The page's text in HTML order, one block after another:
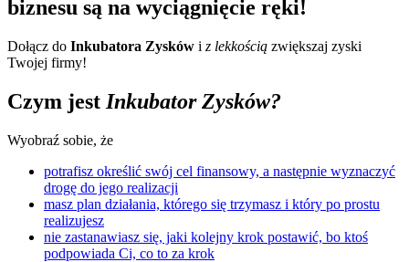
biznesu są na wyciągnięcie ręki!
Dołącz do Inkubatora Zysków i z lekkością zwiększaj zyski
Twojej firmy!
Czym jest Inkubator Zysków?
Wyobraź sobie, że
potrafisz określić swój cel finansowy, a następnie wyznaczyć
drogę do jego realizacji
masz plan działania, którego się trzymasz i który po prostu
realizujesz
nie zastanawiasz się, jaki kolejny krok postawić, bo ktoś
podpowiada Ci, co to za krok